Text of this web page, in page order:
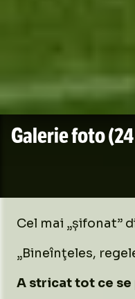
Galerie foto
Cel mai „șifonat”
„Bineînţeles,
A stricat tot ce se